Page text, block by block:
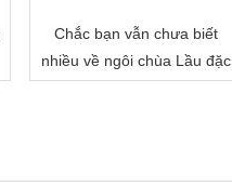
Chắc bạn vẫn chưa biết
nhiều về ngôi chùa Lầu đặc